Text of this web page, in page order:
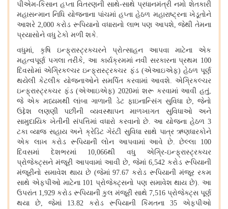
પીએમ-કિસાન હપ્તા વિતરણની સાથે-સાથે પ્રધાનમંત્રી નમો શેતકારી
મહાસન્માન નિધિ યોજનાના પાંચમાં હપ્તા હેઠળ મહારાષ્ટ્રના ખેડૂતોને
આશરે 2,000 કરોડ રૂપિયાનો વધારાનો લાભ પણ આપશે, જેથી તેમના
પ્રયાસોને વધુ ટેકો મળી શકે.
વધુમાં, કૃષિ ઇન્ફ્રાસ્ટ્રક્ચરને પ્રોત્સાહન આપવા માટેના એક
મહત્વપૂર્ણ પગલા તરીકે, આ કાર્યક્રમમાં નવી સરકારના પ્રથમ 100
દિવસોમાં એગ્રિકલ્ચર ઇન્ફ્રાસ્ટ્રક્ચર ફંડ (એઆઇએફ) હેઠળ પૂર્ણ
થયેલી કેટલીક યોજનાઓને સમર્પિત કરવામાં આવશે. એગ્રિકલ્ચર
ઇન્ફ્રાસ્ટ્રક્ચર ફંડ (એઆઇએફ) 2020માં શરૂ કરવામાં આવી હતું,
જે એક મધ્યમથી લાંબા ગાળાની ડેટ ફાઇનાન્સિંગ સુવિધા છે, જેનો
ઉદ્દેશ લણણી પછીની વ્યવસ્થાપન માળખાગત સુવિધાઓ અને
સામુદાયિક ખેતીની સંપત્તિમાં વધારો કરવાનો છે. આ યોજના હેઠળ 3
ટકા વ્યાજ સહાય અને ક્રેડિટ ગેરંટી સુવિધા સાથે પાત્ર ઋણધારકોને
એક લાખ કરોડ રૂપિયાની લોન આપવામાં આવે છે. છેલ્લા 100
દિવસમાં દેશભરમાં 10,066થી વધુ એગ્રિ-ઇન્ફ્રાસ્ટ્રક્ચર
પ્રોજેક્ટ્સને મંજૂરી આપવામાં આવી છે, જેમાં 6,542 કરોડ રૂપિયાની
મંજૂરીનો સમાવેશ થાય છે (જેમાં 97.67 કરોડ રૂપિયાની મંજૂર રકમ
સાથે એફપીઓ માટેના 101 પ્રોજેક્ટ્સનો પણ સમાવેશ થાય છે). આ
ઉપરાંત 1,929 કરોડ રૂપિયાની કુલ મંજૂરી સાથે 7,516 પ્રોજેક્ટ્સ પૂર્ણ
થયા છે, જેમાં 13.82 કરોડ રૂપિયાની કિંમતના 35 એફપીઓ